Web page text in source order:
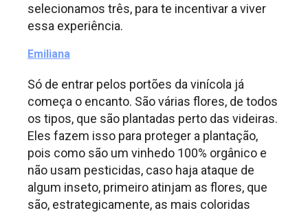
selecionamos três, para te incentivar a viver
essa experiência.
Emiliana
Só de entrar pelos portões da vinícola já
começa o encanto. São várias flores, de todos
os tipos, que são plantadas perto das videiras.
Eles fazem isso para proteger a plantação,
pois como são um vinhedo 100% orgânico e
não usam pesticidas, caso haja ataque de
algum inseto, primeiro atinjam as flores, que
são, estrategicamente, as mais coloridas